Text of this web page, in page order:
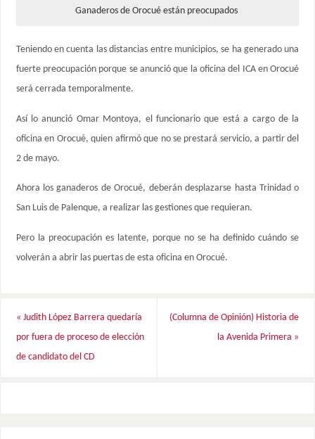
Ganaderos de Orocué están preocupados
Teniendo en cuenta las distancias entre municipios, se ha generado una
fuerte preocupación porque se anunció que la oficina del ICA en Orocué
será cerrada temporalmente.
Así lo anunció Omar Montoya, el funcionario que está a cargo de la
oficina en Orocué, quien afirmó que no se prestará servicio, a partir del
2 de mayo.
Ahora los ganaderos de Orocué, deberán desplazarse hasta Trinidad o
San Luis de Palenque, a realizar las gestiones que requieran.
Pero la preocupación es latente, porque no se ha definido cuándo se
volverán a abrir las puertas de esta oficina en Orocué.
« Judith López Barrera quedaría
por fuera de proceso de elección
de candidato del CD
(Columna de Opinión) Historia de
la Avenida Primera »